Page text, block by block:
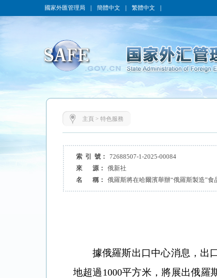
國家外匯管理局 簡體中文 繁體中文
主頁 > 特色服務
索 引 號：
72688507-1-2025-00084
來 源：
俄新社
名 稱：
俄羅斯將在哈爾濱舉辦“俄羅斯製造”食
據俄羅斯出口中心消息，出
地超過1000平方米，將展出俄羅